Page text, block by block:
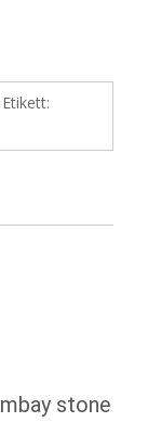
Etikett:
stone